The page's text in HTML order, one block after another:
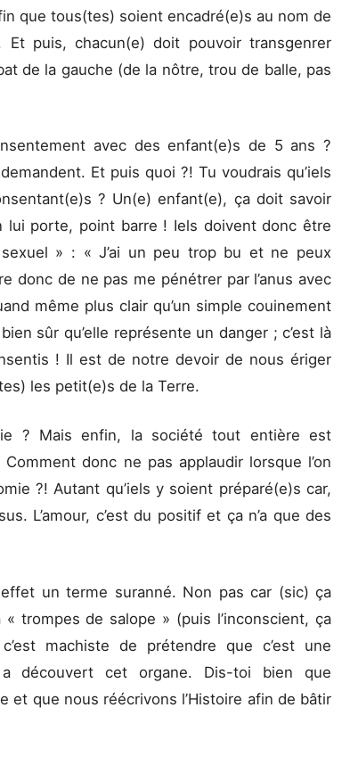
que tous(tes) soient encadré(e)s au nom de
puis, chacun(e) doit pouvoir transgenrer
de la gauche (de la nôtre, trou de balle, pas
avec des enfant(e)s de 5 ans ?
Et puis quoi ?! Tu voudrais qu’iels
? Un(e) enfant(e), ça doit savoir
lui porte, point barre ! Iels doivent donc être
sexuel » : « J’ai un peu trop bu et ne peux
donc de ne pas me pénétrer par l’anus avec
même plus clair qu’un simple couinement
sûr qu’elle représente un danger ; c’est là
! Il est de notre devoir de nous ériger
les petit(e)s de la Terre.
? Mais enfin, la société tout entière est
donc ne pas applaudir lorsque l’on
?! Autant qu’iels y soient préparé(e)s car,
L’amour, c’est du positif et ça n’a que des
un terme suranné. Non pas car (sic) ça
trompes de salope » (puis l’inconscient, ça
machiste de prétendre que c’est une
découvert cet organe. Dis-toi bien que
et que nous réécrivons l’Histoire afin de bâtir